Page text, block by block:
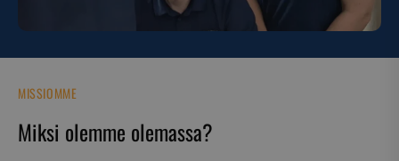
MISSIOMME
Miksi olemme olemassa?